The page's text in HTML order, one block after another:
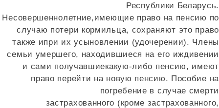
Республики
Несовершеннолетние,имеющие право на пенсию
случаю потери кормильца, сохраняют это
также ипри их усыновлении (удочерении).
семьи умершего, находившиеся на его
и сами получавшиекакую-либо пенсию,
право перейти на новую пенсию. Пособие
погребение в случае
застрахованного (кроме